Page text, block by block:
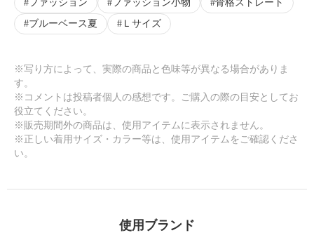
ファッション
ファッション小物
骨格ストレート
ブルーベース夏
Ｌサイズ
※写り方によって、実際の商品と色味等が異なる場合がありま
す。
※コメントは投稿者個人の感想です。ご購入の際の目安としてお
役立てください。
※販売期間外の商品は、使用アイテムに表示されません。
※正しい着用サイズ・カラー等は、使用アイテムをご確認くださ
い。
使用ブランド